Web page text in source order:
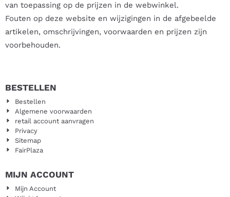
van toepassing op de prijzen in de webwinkel.
Fouten op deze website en wijzigingen in de afgebeelde
artikelen, omschrijvingen, voorwaarden en prijzen zijn
voorbehouden.
BESTELLEN
Bestellen
Algemene voorwaarden
retail account aanvragen
Privacy
Sitemap
FairPlaza
MIJN ACCOUNT
Mijn Account